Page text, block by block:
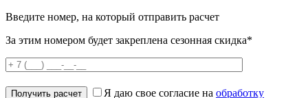
Введите номер, на который отправить расчет
За этим номером будет закреплена сезонная скидка*
Я даю свое согласие на обработку